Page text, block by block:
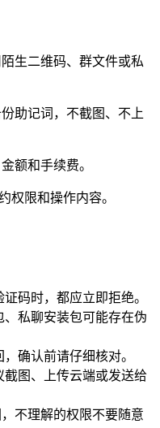
生二维码、群文件或私
助记词，不截图、不上
额和手续费。
权限和操作内容。
码时，都应立即拒绝。
私聊安装包可能存在伪
确认前请仔细核对。
图、上传云端或发送给
不理解的权限不要随意